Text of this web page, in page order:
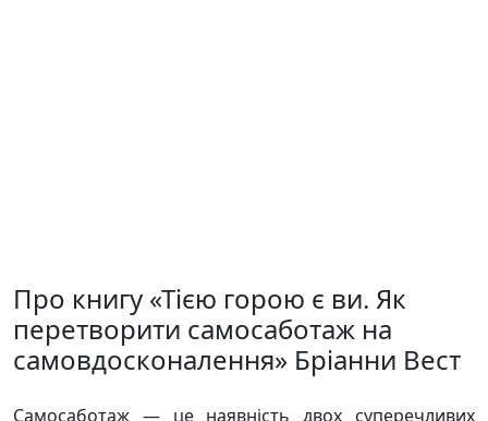
Про книгу «Тією горою є ви. Як
перетворити самосаботаж на
самовдосконалення» Бріанни Вест
Самосаботаж — це наявність двох суперечливих